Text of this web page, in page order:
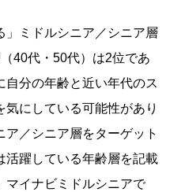
」ミドルシニア／シニア層
40代・50代）は2位であ
自分の年齢と近い年代のス
にしている可能性があり
ア／シニア層をターゲット
活躍している年齢層を記載
マイナビミドルシニアで